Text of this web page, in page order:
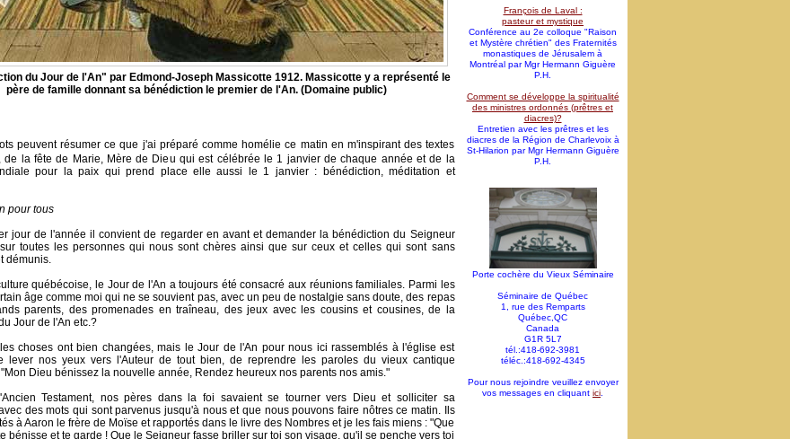
du Jour de l'An" par Edmond-Joseph Massicotte 1912. Massicotte y a représenté le
père de famille donnant sa bénédiction le premier de l'An. (Domaine public)
peuvent résumer ce que j'ai préparé comme homélie ce matin en m'inspirant des textes
de la fête de Marie, Mère de Dieu qui est célébrée le 1 janvier de chaque année et de la
pour la paix qui prend place elle aussi le 1 janvier : bénédiction, méditation et
pour tous
jour de l'année il convient de regarder en avant et demander la bénédiction du Seigneur
toutes les personnes qui nous sont chères ainsi que sur ceux et celles qui sont sans
démunis.
québécoise, le Jour de l'An a toujours été consacré aux réunions familiales. Parmi les
âge comme moi qui ne se souvient pas, avec un peu de nostalgie sans doute, des repas
parents, des promenades en traîneau, des jeux avec les cousins et cousines, de la
Jour de l'An etc.?
choses ont bien changées, mais le Jour de l'An pour nous ici rassemblés à l'église est
lever nos yeux vers l'Auteur de tout bien, de reprendre les paroles du vieux cantique
Dieu bénissez la nouvelle année, Rendez heureux nos parents nos amis."
Testament, nos pères dans la foi savaient se tourner vers Dieu et solliciter sa
des mots qui sont parvenus jusqu'à nous et que nous pouvons faire nôtres ce matin. Ils
à Aaron le frère de Moïse et rapportés dans le livre des Nombres et je les fais miens : "Que
bénisse et te garde ! Que le Seigneur fasse briller sur toi son visage, qu'il se penche vers toi
François de Laval :
pasteur et mystique
Conférence au 2e colloque "Raison
et Mystère chrétien" des Fraternités
monastiques de Jérusalem à
Montréal par Mgr Hermann Giguère
P.H.
Comment se développe la spiritualité
des ministres ordonnés (prêtres et
diacres)?
Entretien avec les prêtres et les
diacres de la Région de Charlevoix à
St-Hilarion par Mgr Hermann Giguère
P.H.
Porte cochère du Vieux Séminaire
Séminaire de Québec
1, rue des Remparts
Québec,QC
Canada
G1R 5L7
tél.:418-692-3981
téléc.:418-692-4345
Pour nous rejoindre veuillez envoyer
vos messages en cliquant ici